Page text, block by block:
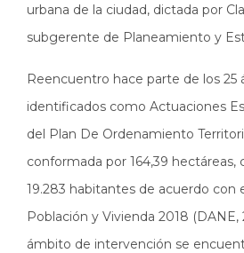
urbana de la ciudad, dictada por
subgerente de Planeamiento y
Reencuentro hace parte de los 25
identificados como Actuaciones
del Plan De Ordenamiento
conformada por 164,39 hectáreas,
19.283 habitantes de acuerdo con
Población y Vivienda 2018
ámbito de intervención se